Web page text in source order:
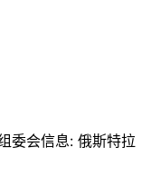
委会信息: 俄斯特拉